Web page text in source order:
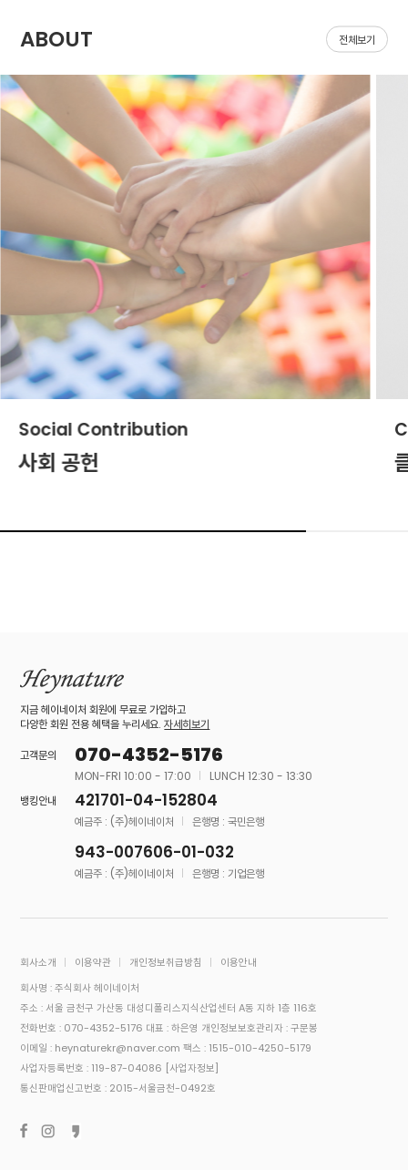
ABOUT 전체보기
Social Contribution
사회 공헌
지금 헤이네이처 회원에 무료로 가입하고
다양한 회원 전용 혜택을 누리세요.자세히보기
고객문의
070-4352-5176
MON-FRI 10:00 - 17:00
LUNCH 12:30 - 13:30
뱅킹안내
421701-04-152804
예금주 : (주)헤이네이처 은행명 : 국민은행
943-007606-01-032
예금주 : (주)헤이네이처 은행명 : 기업은행
회사소개 이용약관 개인정보취급방침
이용안내
회사명 : 주식회사 헤이네이처
주소 : 서울 금천구 가산동 대성디폴리스지식산업센터 A동 지하 1층 116호
전화번호 : 070-4352-5176 대표 : 하은영 개인정보보호관리자 : 구문봉
이메일 : heynaturekr@naver.com 팩스 : 1515-010-4250-5179
사업자등록번호 : 119-87-04086 [사업자정보]
통신판매업신고번호 : 2015-서울금천-0492호